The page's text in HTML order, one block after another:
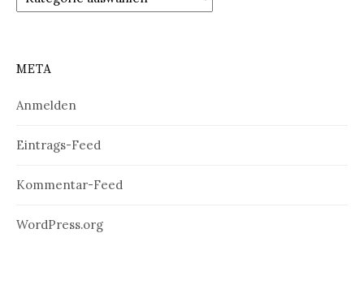
META
Anmelden
Eintrags-Feed
Kommentar-Feed
WordPress.org